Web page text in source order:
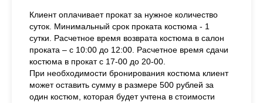
Клиент оплачивает прокат за нужное количество
суток. Минимальный срок проката костюма - 1
сутки. Расчетное время возврата костюма в салон
проката – с 10:00 до 12:00. Расчетное время сдачи
костюма в прокат с 17-00 до 20-00.
При необходимости бронирования костюма клиент
может оставить сумму в размере 500 рублей за
один костюм, которая будет учтена в стоимости